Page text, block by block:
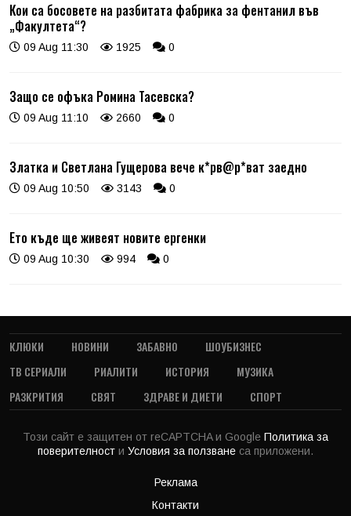
Кои са босовете на разбитата фабрика за фентанил във
„Факултета“?
09 Aug 11:30 1925 0
Защо се офъка Ромина Тасевска?
09 Aug 11:10 2660 0
Златка и Светлана Гущерова вече к*рв@р*ват заедно
09 Aug 10:50 3143 0
Ето къде ще живеят новите ергенки
09 Aug 10:30 994 0
КЛЮКИ НОВИНИ ЗАБАВНО
ШОУБИЗНЕС
ТВ СЕРИАЛИ
РИАЛИТИ ИСТОРИЯ
МУЗИКА
РАЗКРИТИЯ
СВЯТ ЗДРАВЕ И ДИЕТИ СПОРТ
Този сайт е защитен от reCAPTCHA и Google Политика за
поверителност и Условия за ползване са приложени.
Реклама
Контакти